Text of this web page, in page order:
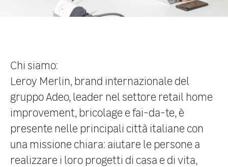
Chi siamo:
Leroy Merlin, brand internazionale del
gruppo Adeo, leader nel settore retail home
improvement, bricolage e fai-da-te, è
presente nelle principali città italiane con
una missione chiara: aiutare le persone a
realizzare i loro progetti di casa e di vita,